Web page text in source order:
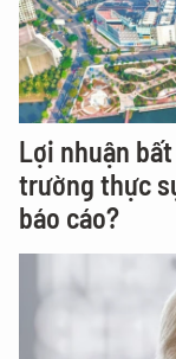
Lợi nhuận
trường thực
báo cáo?